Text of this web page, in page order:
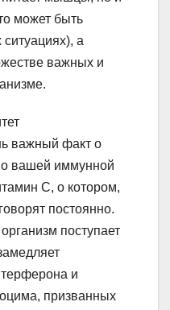
может быть
а
важных и
важный факт о
о вашей иммунной
С, о котором,
постоянно.
поступает
и
призванных